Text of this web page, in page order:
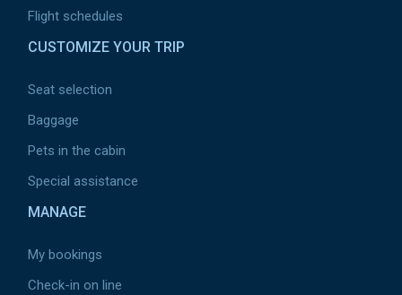
Flight schedules
CUSTOMIZE YOUR TRIP
Seat selection
Baggage
Pets in the cabin
Special assistance
MANAGE
My bookings
Check-in on line